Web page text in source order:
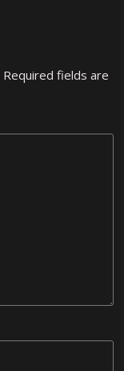
Required fields are